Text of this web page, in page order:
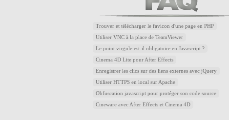
Trouver et télécharger le favicon d'une page en PHP
Utiliser VNC à la place de TeamViewer
Le point virgule est-il obligatoire en Javascript ?
Cinema 4D Lite pour After Effects
Enregistrer les clics sur des liens externes avec jQuery
Utiliser HTTPS en local sur Apache
Obfuscation javascript pour protéger son code source
Cineware avec After Effects et Cinema 4D